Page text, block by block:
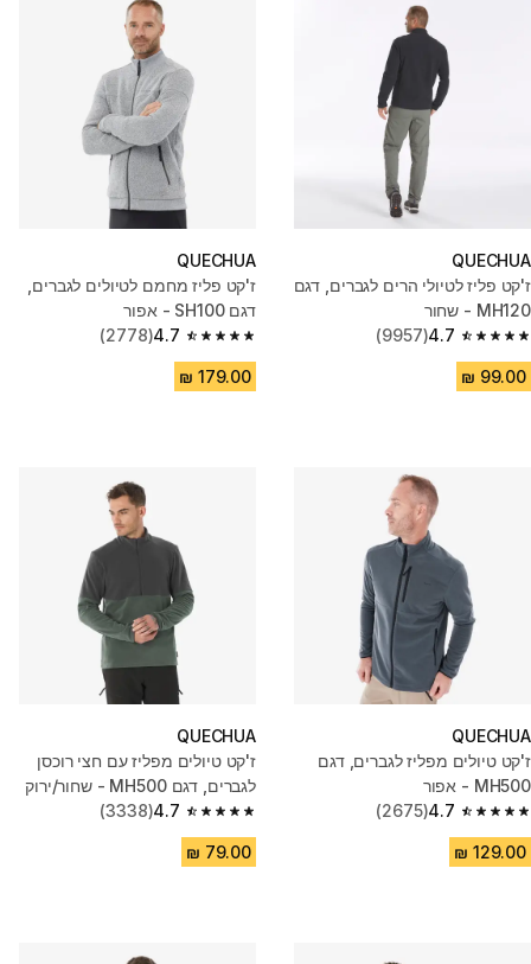
QUECHUA
ז'קט פליז לטיולי הרים לגברים, דגם
MH120 - שחור
4.7
4.7 out of 5 stars from 9957 reviews
(9957)
QUECHUA
ז'קט פליז מחמם לטיולים לגברים,
דגם SH100 - אפור
4.7
4.7 out of 5 stars from 2778 reviews
(2778)
QUECHUA
ז'קט טיולים מפליז לגברים, דגם
MH500 - אפור
4.7
4.7 out of 5 stars from 2675 reviews
(2675)
QUECHUA
ז'קט טיולים מפליז עם חצי רוכסן
לגברים, דגם MH500 - שחור/ירוק
4.7
4.7 out of 5 stars from 3338 reviews
(3338)